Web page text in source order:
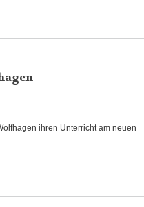
ihren Unterricht am neuen